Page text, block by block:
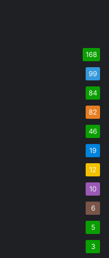
168
99
84
82
46
19
12
10
6
5
3